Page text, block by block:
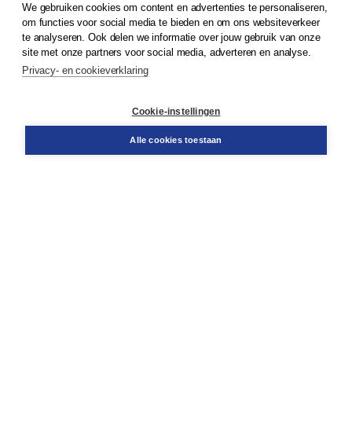
© 2026Koninklijke Boom uitgevers
Bestellen
We gebruiken cookies om content en advertenties te personaliseren,
om functies voor social media te bieden en om ons websiteverkeer
te analyseren. Ook delen we informatie over jouw gebruik van onze
site met onze partners voor social media, adverteren en analyse.
Privacy- en cookieverklaring
Cookie-instellingen
Alle cookies toestaan